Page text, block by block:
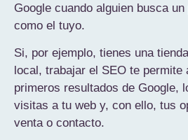
Google cuando alguien busca
como el tuyo.
Si, por ejemplo, tienes una
local, trabajar el SEO te permite
primeros resultados de Google,
visitas a tu web y, con ello, tus
venta o contacto.